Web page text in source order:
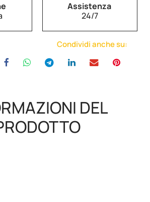
Assistenza
24/7
Condividi anche su:
DEL